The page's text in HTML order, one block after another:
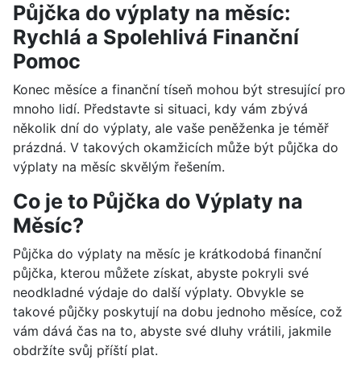
Půjčka do výplaty na měsíc:
Rychlá a Spolehlivá Finanční
Pomoc
Konec měsíce a finanční tíseň mohou být stresující pro
mnoho lidí. Představte si situaci, kdy vám zbývá
několik dní do výplaty, ale vaše peněženka je téměř
prázdná. V takových okamžicích může být půjčka do
výplaty na měsíc skvělým řešením.
Co je to Půjčka do Výplaty na
Měsíc?
Půjčka do výplaty na měsíc je krátkodobá finanční
půjčka, kterou můžete získat, abyste pokryli své
neodkladné výdaje do další výplaty. Obvykle se
takové půjčky poskytují na dobu jednoho měsíce, což
vám dává čas na to, abyste své dluhy vrátili, jakmile
obdržíte svůj příští plat.